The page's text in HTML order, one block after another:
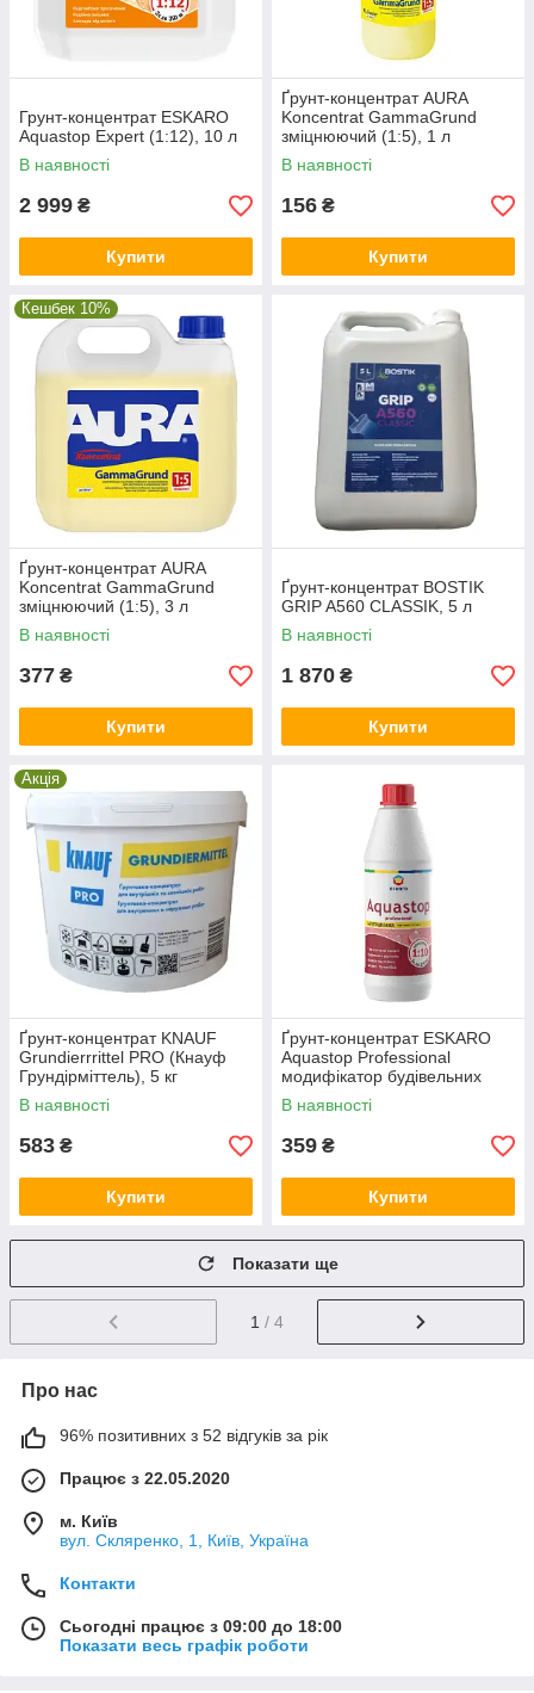
Грунт-концентрат ESKARO
Aquastop Expert (1:12), 10 л
В наявності
2 999 ₴
Купити
Ґрунт-концентрат AURA
Koncentrat GammaGrund
зміцнюючий (1:5), 1 л
В наявності
156 ₴
Купити
Кешбек 10%
Ґрунт-концентрат AURA
Koncentrat GammaGrund
зміцнюючий (1:5), 3 л
В наявності
377 ₴
Купити
Ґрунт-концентрат BOSTIK
GRIP A560 CLASSIK, 5 л
В наявності
1 870 ₴
Купити
Акція
Ґрунт-концентрат KNAUF
Grundierrrittel PRO (Кнауф
Грундірміттель), 5 кг
В наявності
583 ₴
Купити
Ґрунт-концентрат ESKARO
Aquastop Professional
модифікатор будівельних
розчинів (1:10), 1 л
В наявності
359 ₴
Купити
Показати ще
1 / 4
Про нас
96% позитивних з 52 відгуків за рік
Працює з 22.05.2020
м. Київ
вул. Скляренко, 1, Київ, Україна
Контакти
Сьогодні працює з 09:00 до 18:00
Показати весь графік роботи